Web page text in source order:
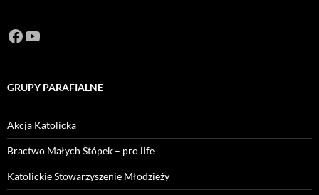
Facebook
https://www.youtube.com/channel/
GRUPY PARAFIALNE
Akcja Katolicka
Bractwo Małych Stópek – pro life
Katolickie Stowarzyszenie Młodzieży